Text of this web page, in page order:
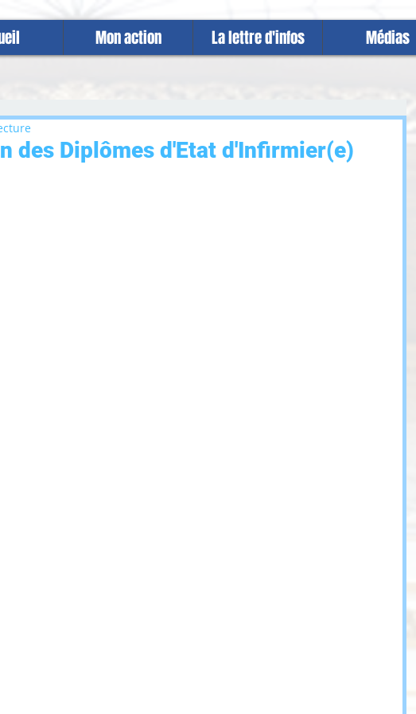
Mon action La lettre d'infos Médias
des Diplômes d'Etat d'Infirmier(e)